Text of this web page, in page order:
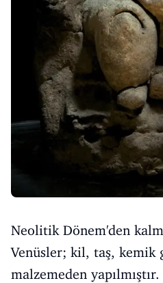
Neolitik Dönem'den
Venüsler; kil, taş, kemik
malzemeden